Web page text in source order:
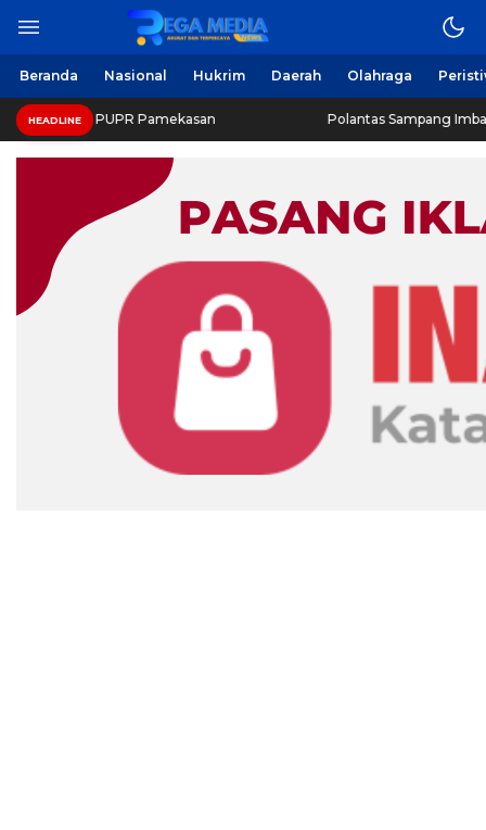
Beranda Nasional Hukrim Daerah Olahraga
HEADLINE
PUPR Pamekasan Polantas Sampang Imbau Latihan